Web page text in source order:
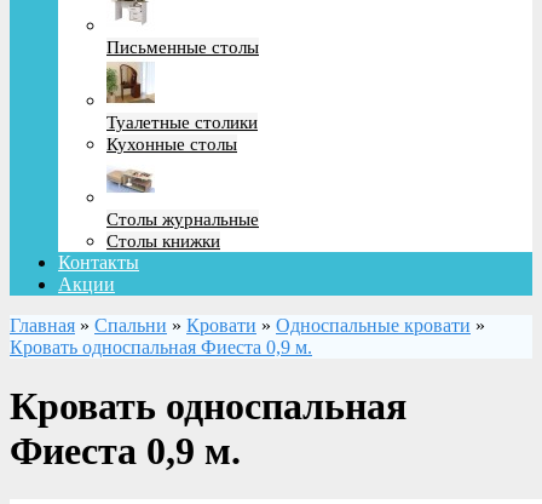
Письменные столы
Туалетные столики
Кухонные столы
Столы журнальные
Столы книжки
Контакты
Акции
Главная » Спальни » Кровати » Односпальные кровати »
Кровать односпальная Фиеста 0,9 м.
Кровать односпальная
Фиеста 0,9 м.